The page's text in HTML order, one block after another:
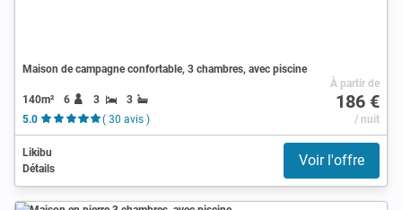
Maison de campagne confortable, 3 chambres, avec piscine
140m² 6 3
3
5.0
( 30 avis )
À partir de
186 €
/ nuit
Likibu
Détails
Voir l'offre